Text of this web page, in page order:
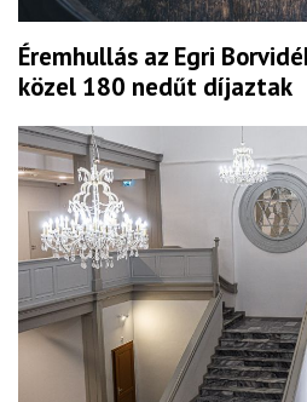
Éremhullás az Egri
közel 180 nedűt díjaztak